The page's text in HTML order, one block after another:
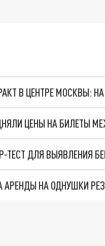
В ЦЕНТРЕ МОСКВЫ:
ЦЕНЫ НА БИЛЕТЫ
ТЕСТ ДЛЯ ВЫЯВЛЕНИЯ
АРЕНДЫ НА ОДНУШКИ